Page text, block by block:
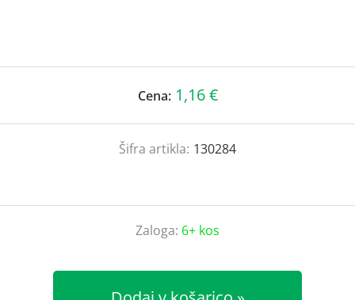
Cena: 1,16 €
Šifra artikla: 130284
Zaloga: 6+ kos